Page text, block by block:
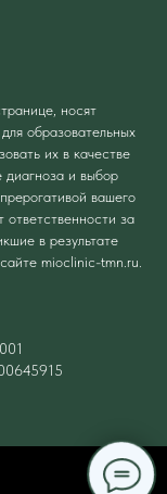
носят
образовательных
их в качестве
и выбор
вашего
за
в результате
mioclinic-tmn.ru.